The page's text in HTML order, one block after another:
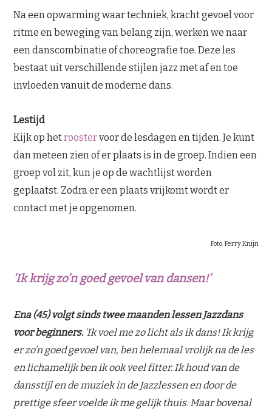
Na een opwarming waar techniek, kracht gevoel voor
ritme en beweging van belang zijn, werken we naar
een danscombinatie of choreografie toe. Deze les
bestaat uit verschillende stijlen jazz met af en toe
invloeden vanuit de moderne dans.
Lestijd
Kijk op hetroostervoor de lesdagen en tijden. Je kunt
dan meteen zien of er plaats is in de groep. Indien een
groep vol zit, kun je op de wachtlijst worden
geplaatst. Zodra er een plaats vrijkomt wordt er
contact met je opgenomen.
Foto: Ferry Knijn
‘Ik krijg zo’n goed gevoel van dansen!’
Ena (45) volgt sinds twee maanden lessen Jazzdans
voor beginners.‘Ik voel me zo licht als ik dans! Ik krijg
er zo’n goed gevoel van, ben helemaal vrolijk na de les
en lichamelijk ben ik ook veel fitter. Ik houd van de
dansstijl en de muziek in de Jazzlessen en door de
prettige sfeer voelde ik me gelijk thuis. Maar bovenal